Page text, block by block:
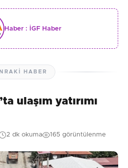
Haber : İGF Haber
HABER
ulaşım yatırımı
2 dk okuma 165 görüntülenme